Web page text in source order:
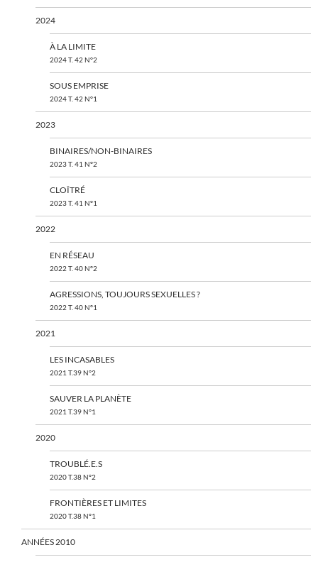
2024
À LA LIMITE
2024 T. 42 N°2
SOUS EMPRISE
2024 T. 42 N°1
2023
BINAIRES/NON-BINAIRES
2023 T. 41 N°2
CLOÎTRÉ
2023 T. 41 N°1
2022
EN RÉSEAU
2022 T. 40 N°2
AGRESSIONS, TOUJOURS SEXUELLES ?
2022 T. 40 N°1
2021
LES INCASABLES
2021 T.39 N°2
SAUVER LA PLANÈTE
2021 T.39 N°1
2020
TROUBLÉ.E.S
2020 T.38 N°2
FRONTIÈRES ET LIMITES
2020 T.38 N°1
ANNÉES 2010